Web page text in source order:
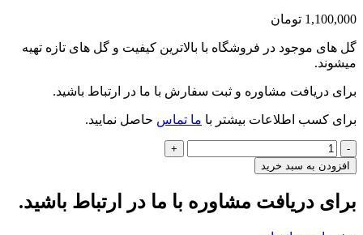
1,100,000 تومان
گل های موجود در فروشگاه با بالاترین کیفیت و گل های تازه تهیه
میشوند.
برای دریافت مشاوره و ثبت سفارش با ما در ارتباط باشید.
برای کسب اطلاعات بیشتر با ما تماس حاصل نمایید.
گل
آرایی
بله
برون
کد
افزودن به سبد خرید
برای دریافت مشاوره با ما در ارتباط باشید.